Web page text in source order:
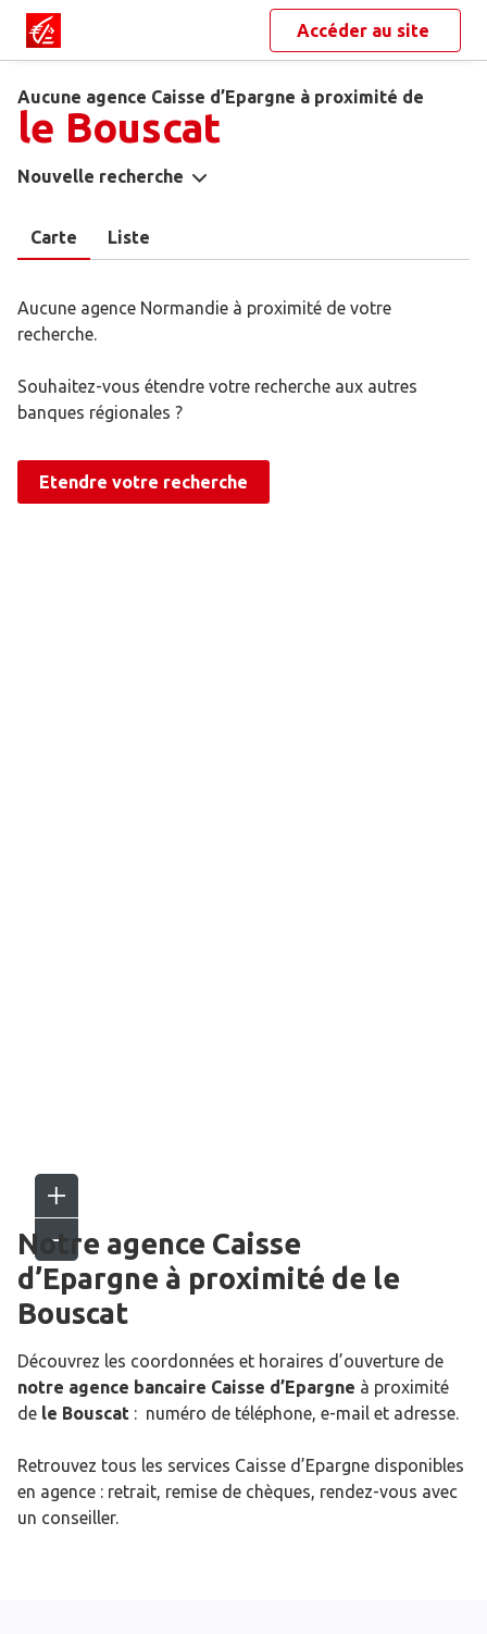
Accéder au site
Aucune agence Caisse d’Epargne à proximité de
le Bouscat
Nouvelle recherche
Carte Liste
Aucune agence Normandie à proximité de votre
recherche.
Souhaitez-vous étendre votre recherche aux autres
banques régionales ?
Etendre votre recherche
Notre agence Caisse
d’Epargne à proximité de le
Bouscat
Découvrez les coordonnées et horaires d’ouverture de
notre agence bancaire Caisse d’Epargne à proximité
de le Bouscat : numéro de téléphone, e-mail et adresse.
Retrouvez tous les services Caisse d’Epargne disponibles
en agence : retrait, remise de chèques, rendez-vous avec
un conseiller.